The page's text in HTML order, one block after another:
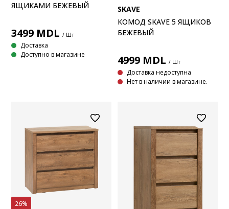
ЯЩИКАМИ БЕЖЕВЫЙ
3499 MDL / Шт
Доставка
Доступно в магазине
SKAVE
КОМОД SKAVE 5 ЯЩИКОВ
БЕЖЕВЫЙ
4999 MDL / Шт
Доставка недоступна
Нет в наличии в магазине.
26%